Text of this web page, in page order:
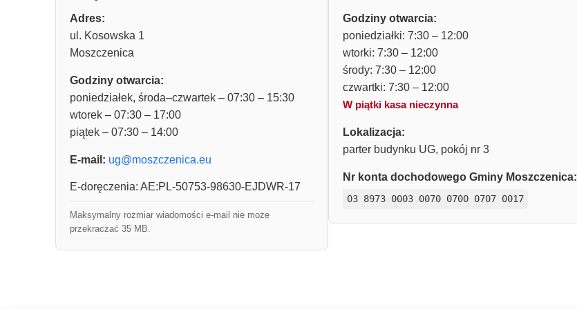
Adres:
ul. Kosowska 1
Moszczenica
Godziny otwarcia:
poniedziałek, środa–czwartek – 07:30 – 15:30
wtorek – 07:30 – 17:00
piątek – 07:30 – 14:00
E-mail: ug@moszczenica.eu
E-doręczenia: AE:PL-50753-98630-EJDWR-17
Maksymalny rozmiar wiadomości e-mail nie może
przekraczać 35 MB.
Godziny otwarcia:
poniedziałki: 7:30 – 12:00
wtorki: 7:30 – 12:00
środy: 7:30 – 12:00
czwartki: 7:30 – 12:00
W piątki kasa nieczynna
Lokalizacja:
parter budynku UG, pokój nr 3
Nr konta dochodowego Gminy Moszczenica:
03 8973 0003 0070 0700 0707 0017